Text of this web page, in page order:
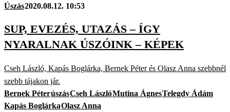
Úszás2020.08.12. 10:53
SUP, EVEZÉS, UTAZÁS – ÍGY
NYARALNAK ÚSZÓINK – KÉPEK
Cseh László, Kapás Boglárka, Bernek Péter és Olasz Anna szebbnél
szebb tájakon jár.
Bernek PéterúszásCseh LászlóMutina ÁgnesTelegdy Ádám
Kapás BoglárkaOlasz Anna